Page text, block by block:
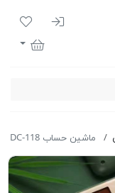
ورود به
لیست
سبد خرید
ماشین حساب EATES DC-118